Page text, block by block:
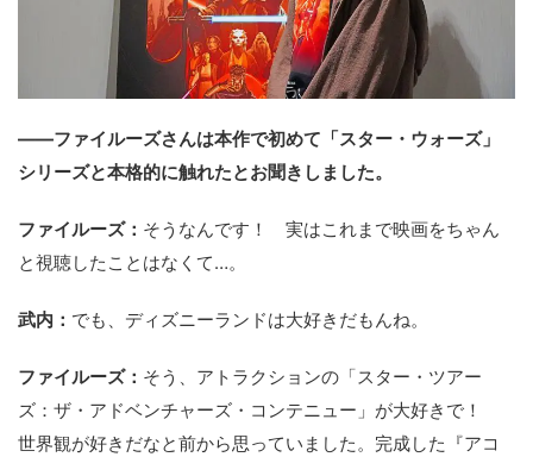
――ファイルーズさんは本作で初めて「スター・ウォーズ」
シリーズと本格的に触れたとお聞きしました。
ファイルーズ： そうなんです！ 実はこれまで映画をちゃん
と視聴したことはなくて…。
武内： でも、ディズニーランドは大好きだもんね。
ファイルーズ： そう、アトラクションの「スター・ツアー
ズ：ザ・アドベンチャーズ・コンテニュー」が大好きで！
世界観が好きだなと前から思っていました。完成した『アコ